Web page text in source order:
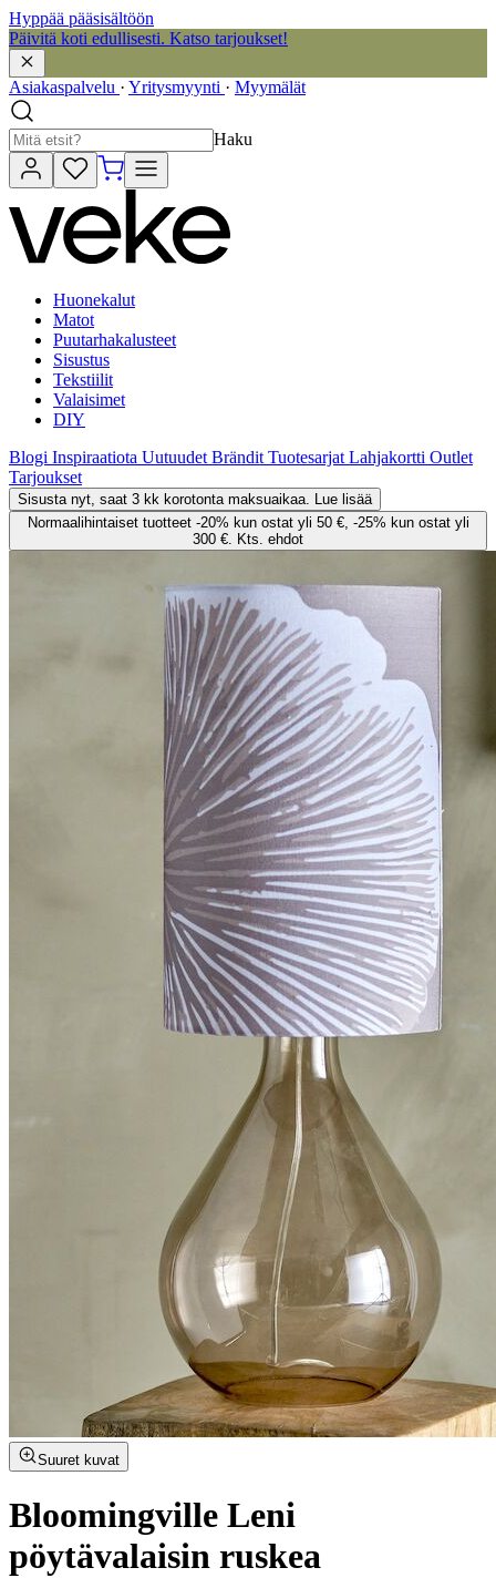
Hyppää pääsisältöön
Päivitä koti edullisesti. Katso tarjoukset!
Asiakaspalvelu · Yritysmyynti · Myymälät
Haku
Huonekalut
Matot
Puutarhakalusteet
Sisustus
Tekstiilit
Valaisimet
DIY
Blogi Inspiraatiota Uutuudet Brändit Tuotesarjat Lahjakortti Outlet
Tarjoukset
Sisusta nyt, saat 3 kk korotonta maksuaikaa. Lue lisää
Normaalihintaiset tuotteet -20% kun ostat yli 50 €, -25% kun ostat yli
300 €. Kts. ehdot
Suuret kuvat
Bloomingville Leni
pöytävalaisin ruskea